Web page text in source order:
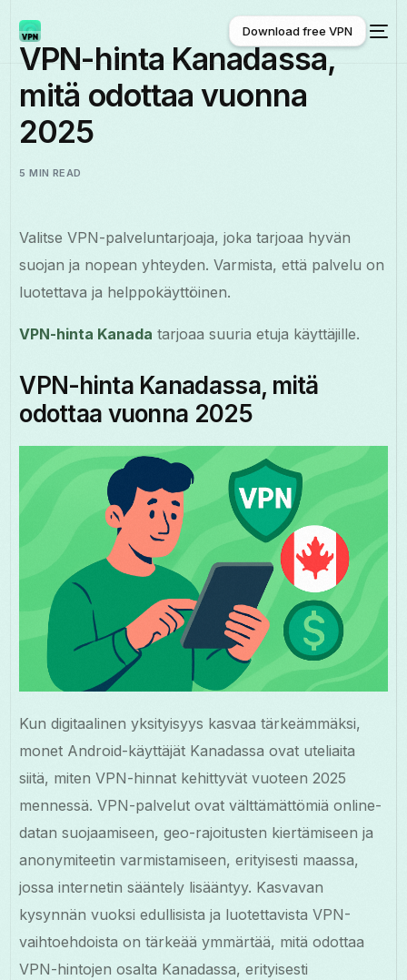
Suomi
Download free VPN
Download free VPN
VPN-hinta Kanadassa,
mitä odottaa vuonna
2025
5 MIN READ
Valitse VPN-palveluntarjoaja, joka tarjoaa hyvän
suojan ja nopean yhteyden. Varmista, että palvelu on
luotettava ja helppokäyttöinen.
VPN-hinta Kanada tarjoaa suuria etuja käyttäjille.
VPN-hinta Kanadassa, mitä
odottaa vuonna 2025
Kun digitaalinen yksityisyys kasvaa tärkeämmäksi,
monet Android-käyttäjät Kanadassa ovat uteliaita
siitä, miten VPN-hinnat kehittyvät vuoteen 2025
mennessä. VPN-palvelut ovat välttämättömiä online-
datan suojaamiseen, geo-rajoitusten kiertämiseen ja
anonymiteetin varmistamiseen, erityisesti maassa,
jossa internetin sääntely lisääntyy. Kasvavan
kysynnän vuoksi edullisista ja luotettavista VPN-
vaihtoehdoista on tärkeää ymmärtää, mitä odottaa
VPN-hintojen osalta Kanadassa, erityisesti